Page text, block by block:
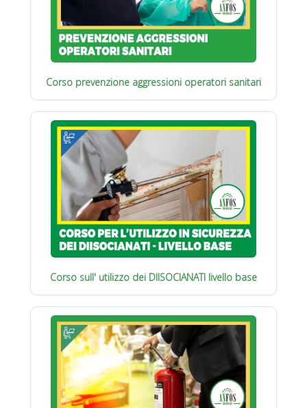
Corso prevenzione aggressioni operatori sanitari
Corso sull' utilizzo dei DIISOCIANATI livello base